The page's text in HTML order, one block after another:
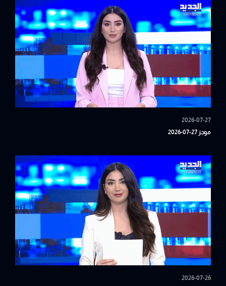
2026-07-27
موجز 27-07-2026
2026-07-26